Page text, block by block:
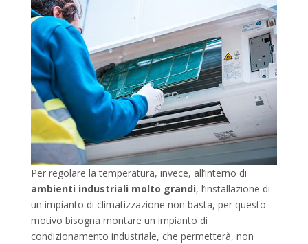
Per regolare la temperatura, invece, all’interno di
ambienti industriali molto grandi, l’installazione di
un impianto di climatizzazione non basta, per questo
motivo bisogna montare un impianto di
condizionamento industriale, che permetterà, non